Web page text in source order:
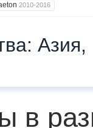
2010-2016
Азия,
в